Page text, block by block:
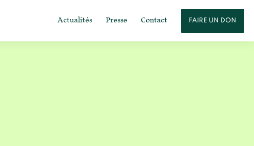
Actualités Presse Contact FAIRE UN DON